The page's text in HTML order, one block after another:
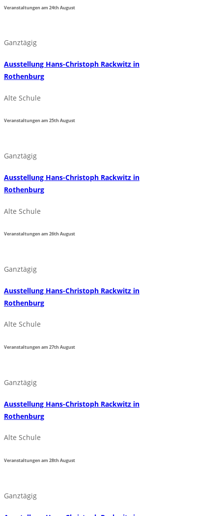
Veranstaltungen am24thAugust
Ganztägig
Ausstellung Hans-Christoph Rackwitz in
Rothenburg
Alte Schule
Veranstaltungen am25thAugust
Ganztägig
Ausstellung Hans-Christoph Rackwitz in
Rothenburg
Alte Schule
Veranstaltungen am26thAugust
Ganztägig
Ausstellung Hans-Christoph Rackwitz in
Rothenburg
Alte Schule
Veranstaltungen am27thAugust
Ganztägig
Ausstellung Hans-Christoph Rackwitz in
Rothenburg
Alte Schule
Veranstaltungen am28thAugust
Ganztägig